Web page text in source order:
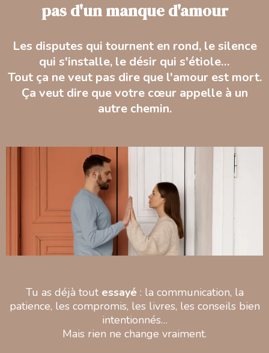
pas d'un manque d'amour
Les disputes qui tournent en rond, le silence
qui s'installe, le désir qui s'étiole…
Tout ça ne veut pas dire que l'amour est mort.
Ça veut dire que votre cœur appelle à un
autre chemin.
Tu as déjà tout essayé : la communication, la
patience, les compromis, les livres, les conseils bien
intentionnés…
Mais rien ne change vraiment.